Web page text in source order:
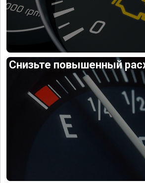
Снизьте повышенный